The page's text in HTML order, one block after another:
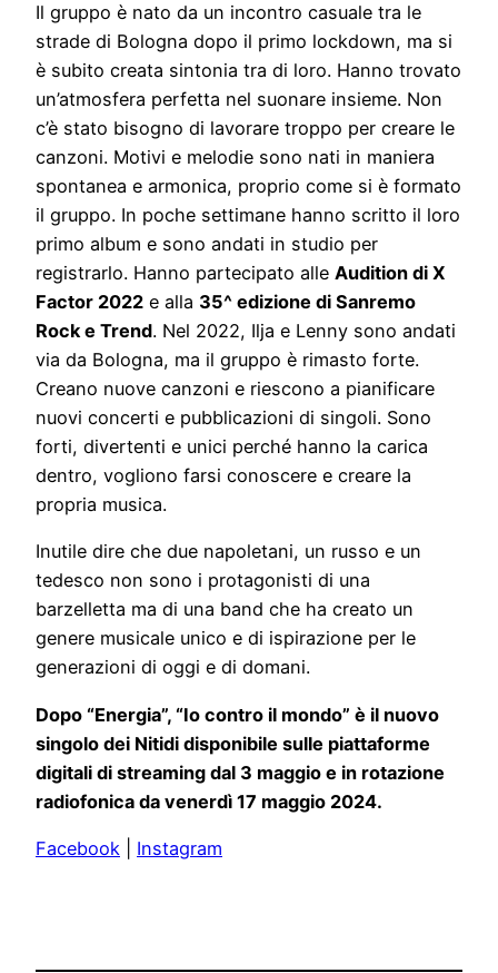
Il gruppo è nato da un incontro casuale tra le
strade di Bologna dopo il primo lockdown, ma si
è subito creata sintonia tra di loro. Hanno trovato
un’atmosfera perfetta nel suonare insieme. Non
c’è stato bisogno di lavorare troppo per creare le
canzoni. Motivi e melodie sono nati in maniera
spontanea e armonica, proprio come si è formato
il gruppo. In poche settimane hanno scritto il loro
primo album e sono andati in studio per
registrarlo. Hanno partecipato alle Audition di X
Factor 2022 e alla 35^ edizione di Sanremo
Rock e Trend. Nel 2022, Ilja e Lenny sono andati
via da Bologna, ma il gruppo è rimasto forte.
Creano nuove canzoni e riescono a pianificare
nuovi concerti e pubblicazioni di singoli. Sono
forti, divertenti e unici perché hanno la carica
dentro, vogliono farsi conoscere e creare la
propria musica.
Inutile dire che due napoletani, un russo e un
tedesco non sono i protagonisti di una
barzelletta ma di una band che ha creato un
genere musicale unico e di ispirazione per le
generazioni di oggi e di domani.
Dopo “Energia”, “Io contro il mondo” è il nuovo
singolo dei Nitidi disponibile sulle piattaforme
digitali di streaming dal 3 maggio e in rotazione
radiofonica da venerdì 17 maggio 2024.
Facebook Instagram